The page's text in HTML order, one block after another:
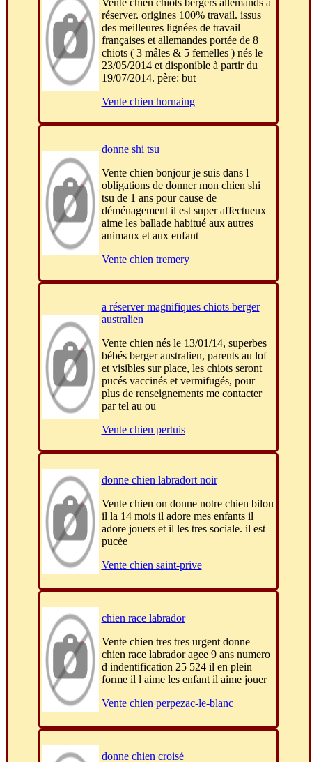
Vente chien chiots bergers allemands à
réserver. origines 100% travail. issus
des meilleures lignées de travail
françaises et allemandes portée de 8
chiots ( 3 mâles & 5 femelles ) nés le
23/05/2014 et disponible à partir du
19/07/2014. père: but
Vente chien hornaing
donne shi tsu
Vente chien bonjour je suis dans l
obligations de donner mon chien shi
tsu de 1 ans pour cause de
déménagement il est super affectueux
aime les ballade habitué aux autres
animaux et aux enfant
Vente chien tremery
a réserver magnifiques chiots berger
australien
Vente chien nés le 13/01/14, superbes
bébés berger australien, parents au lof
et visibles sur place, les chiots seront
pucés vaccinés et vermifugés, pour
plus de renseignements me contacter
par tel au ou
Vente chien pertuis
donne chien labradort noir
Vente chien on donne notre chien bilou
il la 14 mois il adore mes enfants il
adore jouers et il les tres sociale. il est
pucèe
Vente chien saint-prive
chien race labrador
Vente chien tres tres urgent donne
chien race labrador agee 9 ans numero
d indentification 25 524 il en plein
forme il l aime les enfant il aime jouer
Vente chien perpezac-le-blanc
donne chien croisé